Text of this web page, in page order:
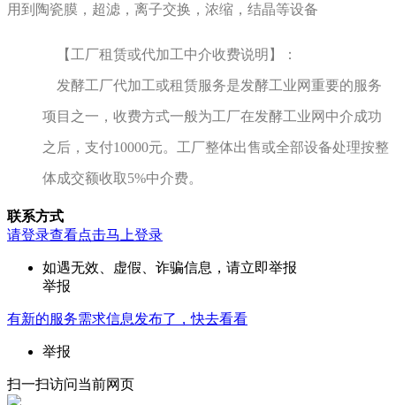
用到陶瓷膜，超滤，离子交换，浓缩，结晶等设备
【工厂租赁或代加工中介收费说明】：
发酵工厂代加工或租赁服务是发酵工业网重要的服务
项目之一，收费方式一般为工厂在发酵工业网中介成功
之后，支付10000元。工厂整体出售或全部设备处理按整
体成交额收取5%中介费。
联系方式
请登录查看点击马上登录
如遇无效、虚假、诈骗信息，请立即举报
举报
有新的服务需求信息发布了，快去看看
举报
扫一扫访问当前网页